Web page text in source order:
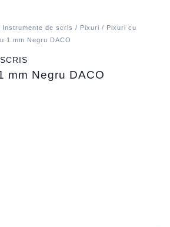
Instrumente de scris / Pixuri / Pixuri cu
1 mm Negru DACO
mm Negru DACO